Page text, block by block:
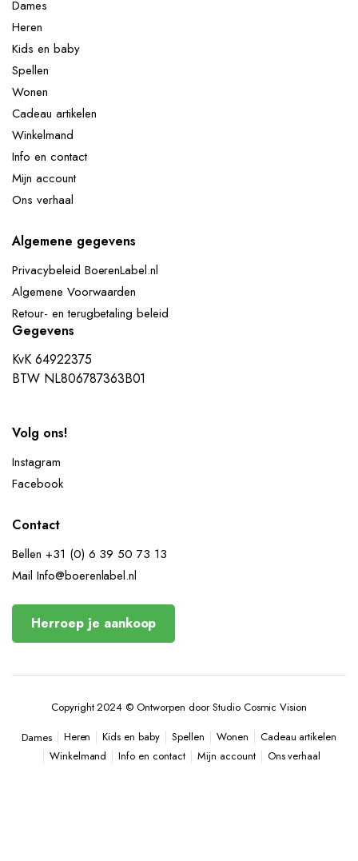
Dames
Heren
Kids en baby
Spellen
Wonen
Cadeau artikelen
Winkelmand
Info en contact
Mijn account
Ons verhaal
Algemene gegevens
Privacybeleid BoerenLabel.nl
Algemene Voorwaarden
Retour- en terugbetaling beleid
Gegevens
KvK 64922375
BTW NL806787363B01
Volg ons!
Instagram
Facebook
Contact
Bellen +31 (0) 6 39 50 73 13
Mail Info@boerenlabel.nl
Herroep je aankoop
Copyright 2024 © Ontworpen door Studio Cosmic Vision
Dames
Heren Kids en baby Spellen Wonen
Cadeau artikelen
Winkelmand
Info en contact Mijn account Ons verhaal